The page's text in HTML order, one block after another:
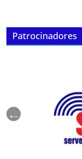
Patrocinadores